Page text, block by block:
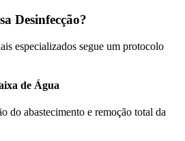
Desinfecção?
especializados segue um protocolo
de Água
do abastecimento e remoção total da